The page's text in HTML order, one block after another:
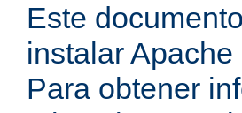
Este
instalar
Para obtener